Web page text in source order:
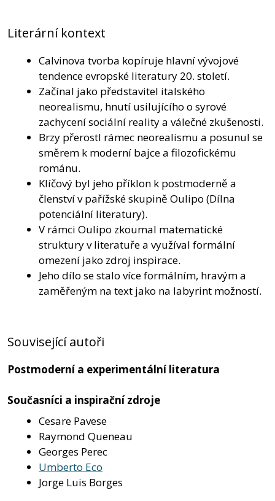
Literární kontext
Calvinova tvorba kopíruje hlavní vývojové
tendence evropské literatury 20. století.
Začínal jako představitel italského
neorealismu, hnutí usilujícího o syrové
zachycení sociální reality a válečné zkušenosti.
Brzy přerostl rámec neorealismu a posunul se
směrem k moderní bajce a filozofickému
románu.
Klíčový byl jeho příklon k postmoderně a
členství v pařížské skupině Oulipo (Dílna
potenciální literatury).
V rámci Oulipo zkoumal matematické
struktury v literatuře a využíval formální
omezení jako zdroj inspirace.
Jeho dílo se stalo více formálním, hravým a
zaměřeným na text jako na labyrint možností.
Související autoři
Postmoderní a experimentální literatura
Současníci a inspirační zdroje
Cesare Pavese
Raymond Queneau
Georges Perec
Umberto Eco
Jorge Luis Borges